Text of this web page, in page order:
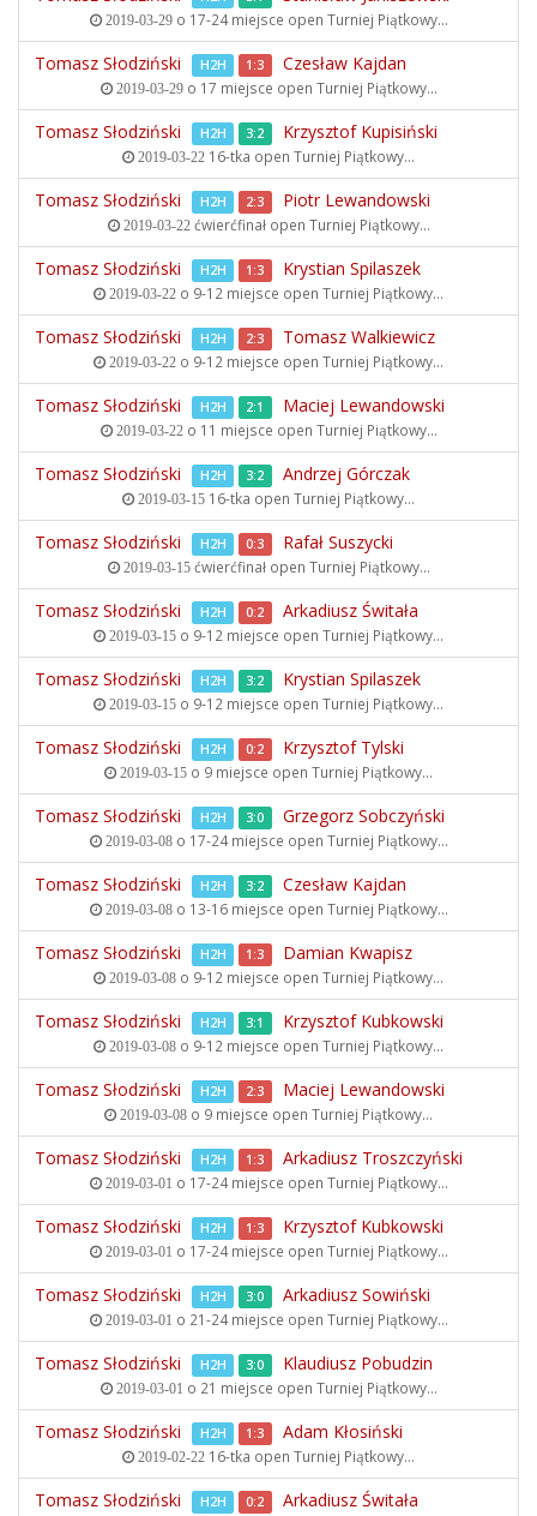
2019-03-29o 17-24 miejsce open Turniej Piątkowy...
Tomasz Słodziński H2H 1:3 Czesław Kajdan
2019-03-29o 17 miejsce open Turniej Piątkowy...
Tomasz Słodziński H2H 3:2 Krzysztof Kupisiński
2019-03-22 16-tka open Turniej Piątkowy...
Tomasz Słodziński H2H 2:3 Piotr Lewandowski
2019-03-22ćwierćfinał open Turniej Piątkowy...
Tomasz Słodziński H2H 1:3 Krystian Spilaszek
2019-03-22 o 9-12 miejsce open Turniej Piątkowy...
Tomasz Słodziński H2H 2:3 Tomasz Walkiewicz
2019-03-22 o 9-12 miejsce open Turniej Piątkowy...
Tomasz Słodziński H2H 2:1 Maciej Lewandowski
2019-03-22o 11 miejsce open Turniej Piątkowy...
Tomasz Słodziński H2H 3:2 Andrzej Górczak
2019-03-15 16-tka open Turniej Piątkowy...
Tomasz Słodziński H2H 0:3 Rafał Suszycki
2019-03-15ćwierćfinał open Turniej Piątkowy...
Tomasz Słodziński H2H 0:2 Arkadiusz Świtała
2019-03-15 o 9-12 miejsce open Turniej Piątkowy...
Tomasz Słodziński H2H 3:2 Krystian Spilaszek
2019-03-15 o 9-12 miejsce open Turniej Piątkowy...
Tomasz Słodziński H2H 0:2 Krzysztof Tylski
2019-03-15 o 9 miejsce open Turniej Piątkowy...
Tomasz Słodziński H2H 3:0 Grzegorz Sobczyński
2019-03-08o 17-24 miejsce open Turniej Piątkowy...
Tomasz Słodziński H2H 3:2 Czesław Kajdan
2019-03-08o 13-16 miejsce open Turniej Piątkowy...
Tomasz Słodziński H2H 1:3 Damian Kwapisz
2019-03-08 o 9-12 miejsce open Turniej Piątkowy...
Tomasz Słodziński H2H 3:1 Krzysztof Kubkowski
2019-03-08 o 9-12 miejsce open Turniej Piątkowy...
Tomasz Słodziński H2H 2:3 Maciej Lewandowski
2019-03-08 o 9 miejsce open Turniej Piątkowy...
Tomasz Słodziński H2H 1:3 Arkadiusz Troszczyński
2019-03-01 o 17-24 miejsce open Turniej Piątkowy...
Tomasz Słodziński H2H 1:3 Krzysztof Kubkowski
2019-03-01 o 17-24 miejsce open Turniej Piątkowy...
Tomasz Słodziński H2H 3:0 Arkadiusz Sowiński
2019-03-01 o 21-24 miejsce open Turniej Piątkowy...
Tomasz Słodziński H2H 3:0 Klaudiusz Pobudzin
2019-03-01 o 21 miejsce open Turniej Piątkowy...
Tomasz Słodziński H2H 1:3 Adam Kłosiński
2019-02-22 16-tka open Turniej Piątkowy...
Tomasz Słodziński H2H 0:2 Arkadiusz Świtała